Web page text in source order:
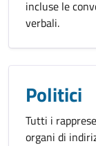
incluse le
verbali.
Politici
Tutti i
organi di